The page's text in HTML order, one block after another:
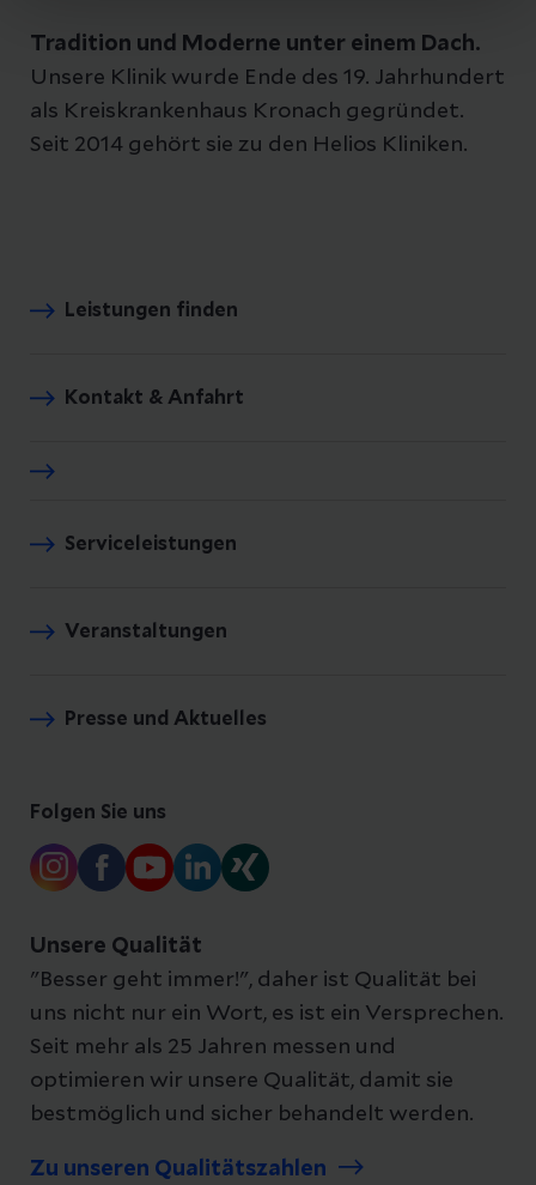
Tradition und Moderne unter einem Dach.
Unsere Klinik wurde Ende des 19. Jahrhundert
als Kreiskrankenhaus Kronach gegründet.
Seit 2014 gehört sie zu den Helios Kliniken.
Leistungen finden
Kontakt & Anfahrt
Serviceleistungen
Veranstaltungen
Presse und Aktuelles
Folgen Sie uns
Unsere Qualität
"Besser geht immer!", daher ist Qualität bei
uns nicht nur ein Wort, es ist ein Versprechen.
Seit mehr als 25 Jahren messen und
optimieren wir unsere Qualität, damit sie
bestmöglich und sicher behandelt werden.
Zu unseren Qualitätszahlen